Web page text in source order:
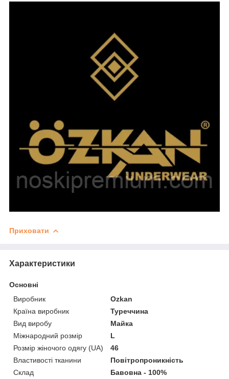
Приховати
Характеристики
Основні
Виробник
Ozkan
Країна виробник
Туреччина
Вид виробу
Майка
Міжнародний розмір
L
Розмір жіночого одягу (UA)
46
Властивості тканини
Повітропроникність
Склад
Бавовна - 100%